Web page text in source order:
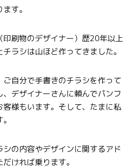
す。
印刷物のデザイナー）歴20年以上
ラシは山ほど作ってきました。
自分で手書きのチラシを作って
、デザイナーさんに頼んでパンフ
客様もいます。そして、たまに私
の内容やデザインに関するアド
ければ乗ります。